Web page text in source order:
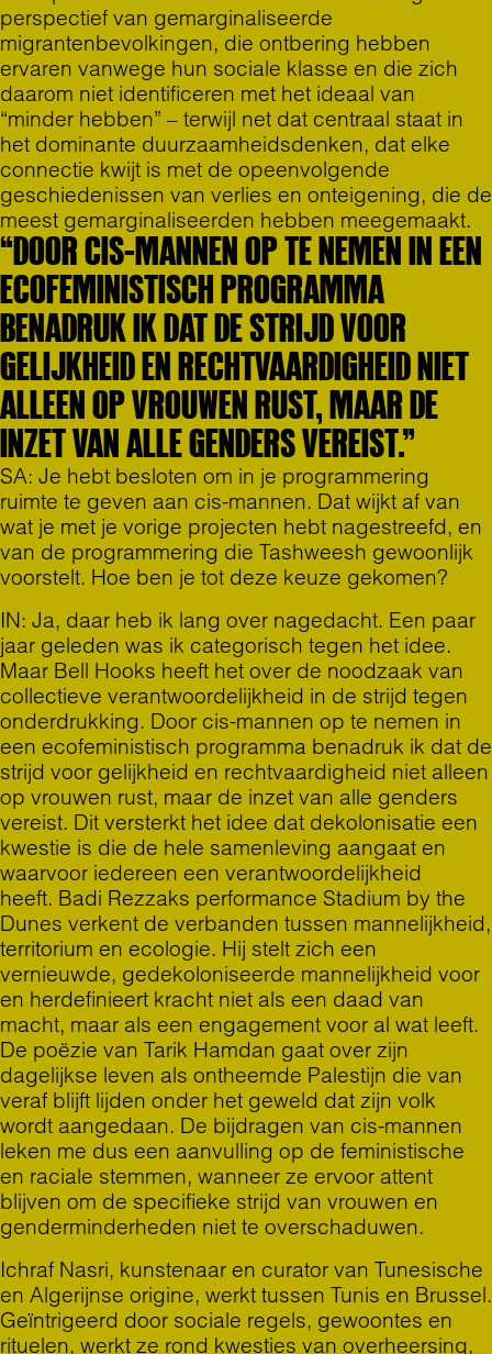
perspectief van gemarginaliseerde
migrantenbevolkingen, die ontbering hebben
ervaren vanwege hun sociale klasse en die zich
daarom niet identificeren met het ideaal van
“minder hebben” – terwijl net dat centraal staat in
het dominante duurzaamheidsdenken, dat elke
connectie kwijt is met de opeenvolgende
geschiedenissen van verlies en onteigening, die de
meest gemarginaliseerden hebben meegemaakt.
“DOOR CIS-MANNEN OP TE NEMEN IN EEN
ECOFEMINISTISCH PROGRAMMA
BENADRUK IK DAT DE STRIJD VOOR
GELIJKHEID EN RECHTVAARDIGHEID NIET
ALLEEN OP VROUWEN RUST, MAAR DE
INZET VAN ALLE GENDERS VEREIST.”
SA: Je hebt besloten om in je programmering
ruimte te geven aan cis-mannen. Dat wijkt af van
wat je met je vorige projecten hebt nagestreefd, en
van de programmering die Tashweesh gewoonlijk
voorstelt. Hoe ben je tot deze keuze gekomen?
IN: Ja, daar heb ik lang over nagedacht. Een paar
jaar geleden was ik categorisch tegen het idee.
Maar Bell Hooks heeft het over de noodzaak van
collectieve verantwoordelijkheid in de strijd tegen
onderdrukking. Door cis-mannen op te nemen in
een ecofeministisch programma benadruk ik dat de
strijd voor gelijkheid en rechtvaardigheid niet alleen
op vrouwen rust, maar de inzet van alle genders
vereist. Dit versterkt het idee dat dekolonisatie een
kwestie is die de hele samenleving aangaat en
waarvoor iedereen een verantwoordelijkheid
heeft. Badi Rezzaks performance Stadium by the
Dunes verkent de verbanden tussen mannelijkheid,
territorium en ecologie. Hij stelt zich een
vernieuwde, gedekoloniseerde mannelijkheid voor
en herdefinieert kracht niet als een daad van
macht, maar als een engagement voor al wat leeft.
De poëzie van Tarik Hamdan gaat over zijn
dagelijkse leven als ontheemde Palestijn die van
veraf blijft lijden onder het geweld dat zijn volk
wordt aangedaan. De bijdragen van cis-mannen
leken me dus een aanvulling op de feministische
en raciale stemmen, wanneer ze ervoor attent
blijven om de specifieke strijd van vrouwen en
genderminderheden niet te overschaduwen.
Ichraf Nasri, kunstenaar en curator van Tunesische
en Algerijnse origine, werkt tussen Tunis en Brussel.
Geïntrigeerd door sociale regels, gewoontes en
rituelen, werkt ze rond kwesties van overheersing,